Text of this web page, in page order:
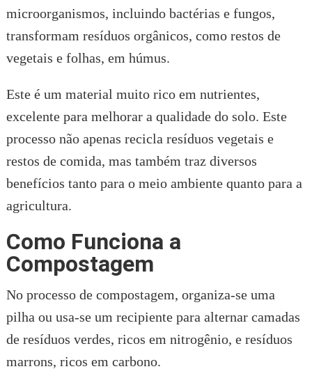
microorganismos, incluindo bactérias e fungos,
transformam resíduos orgânicos, como restos de
vegetais e folhas, em húmus.
Este é um material muito rico em nutrientes,
excelente para melhorar a qualidade do solo. Este
processo não apenas recicla resíduos vegetais e
restos de comida, mas também traz diversos
benefícios tanto para o meio ambiente quanto para a
agricultura.
Como Funciona a
Compostagem
No processo de compostagem, organiza-se uma
pilha ou usa-se um recipiente para alternar camadas
de resíduos verdes, ricos em nitrogênio, e resíduos
marrons, ricos em carbono.